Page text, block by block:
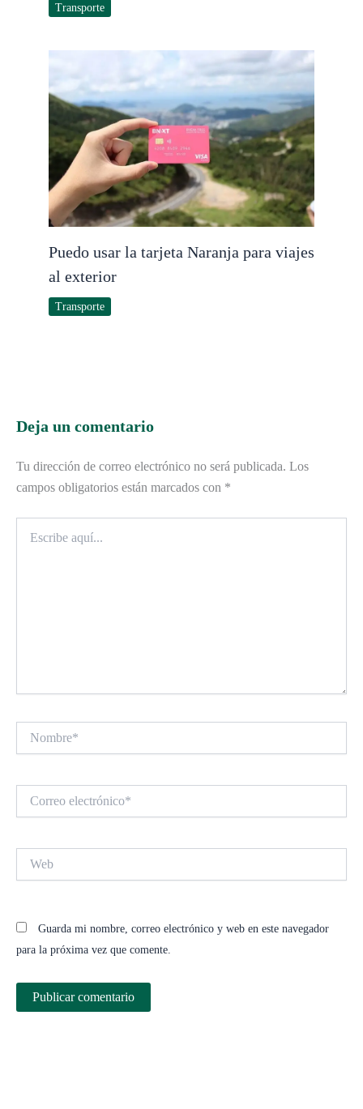
Transporte
Puedo usar la tarjeta Naranja para viajes
al exterior
Transporte
Deja un comentario
Tu dirección de correo electrónico no será publicada. Los
campos obligatorios están marcados con *
aquí...
electrónico*
Guarda mi nombre, correo electrónico y web en este navegador
para la próxima vez que comente.